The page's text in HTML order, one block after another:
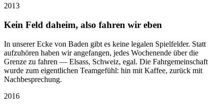
2013
Kein Feld daheim, also fahren wir eben
In unserer Ecke von Baden gibt es keine legalen Spielfelder. Statt
aufzuhören haben wir angefangen, jedes Wochenende über die
Grenze zu fahren — Elsass, Schweiz, egal. Die Fahrgemeinschaft
wurde zum eigentlichen Teamgefühl: hin mit Kaffee, zurück mit
Nachbesprechung.
2016